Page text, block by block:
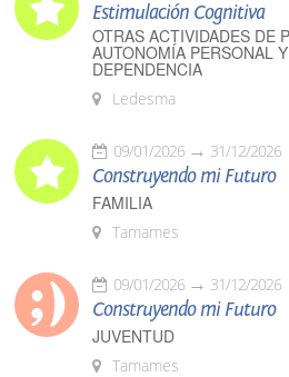
Estimulación Cognitiva
OTRAS ACTIVIDADES DE
AUTONOMÍA PERSONAL
DEPENDENCIA
Ledesma
09/01/2026 31/12/2026
Construyendo mi Futuro
FAMILIA
Tamames
09/01/2026 31/12/2026
Construyendo mi Futuro
JUVENTUD
Tamames